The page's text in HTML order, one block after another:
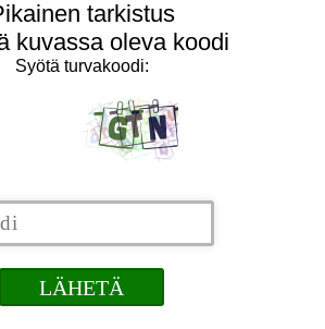
tarkistus
kuvassa oleva koodi
Syötä turvakoodi: